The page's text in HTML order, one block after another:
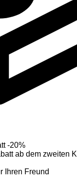
-20%
ab dem zweiten
Ihren Freund